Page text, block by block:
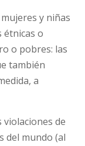
y niñas
étnicas o
o pobres: las
también
a
violaciones de
del mundo (al